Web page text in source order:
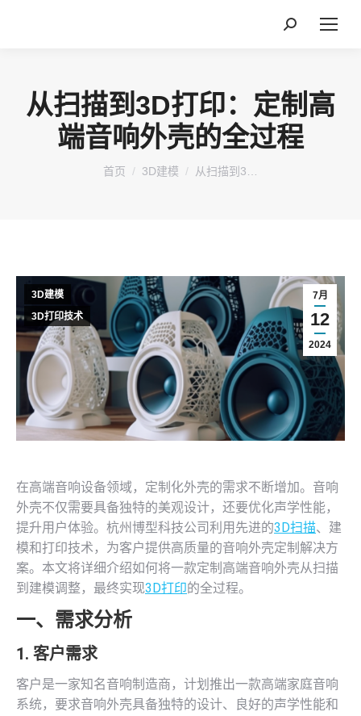
搜
从扫描到3D打印：定制高
端音响外壳的全过程
您在这里：
首页 3D建模 从扫描到3…
7月
12
2024
3D建模
3D打印技术
在高端音响设备领域，定制化外壳的需求不断增加。音响
外壳不仅需要具备独特的美观设计，还要优化声学性能，
提升用户体验。杭州博型科技公司利用先进的3D扫描、建
模和打印技术，为客户提供高质量的音响外壳定制解决方
案。本文将详细介绍如何将一款定制高端音响外壳从扫描
到建模调整，最终实现3D打印的全过程。
一、需求分析
1. 客户需求
客户是一家知名音响制造商，计划推出一款高端家庭音响
系统，要求音响外壳具备独特的设计、良好的声学性能和